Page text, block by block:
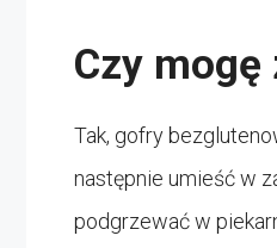
Czy
Tak, gofry
następnie umieść w
podgrzewać w